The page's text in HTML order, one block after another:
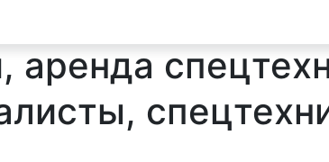
аренда